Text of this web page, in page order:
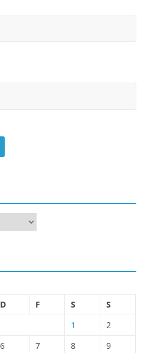
D F S
S
1
2
6 7 8
9